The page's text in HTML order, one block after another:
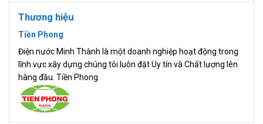
Thương hiệu
Tiền Phong
Điện nước Minh Thành là một doanh nghiệp hoạt động trong
lĩnh vực xây dựng chúng tôi luôn đặt Uy tín và Chất lượng lên
hàng đầu. Tiền Phong